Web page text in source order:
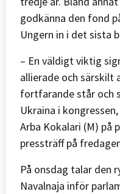
godkänna den fond
Ungern in i det sista
– En väldigt viktig
allierade och särskilt
fortfarande står och
Ukraina i
Arba Kokalari (M) på
pressträff på
På onsdag talar den
Navalnaja inför